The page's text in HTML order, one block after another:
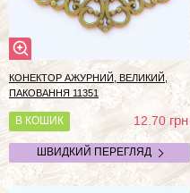
КОНЕКТОР АЖУРНИЙ, ВЕЛИКИЙ,
ПАКОВАННЯ 11351
В КОШИК 12.70грн
ШВИДКИЙ ПЕРЕГЛЯД